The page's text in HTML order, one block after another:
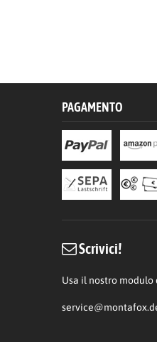
PAGAMENTO
Scrivici!
Usa il nostro